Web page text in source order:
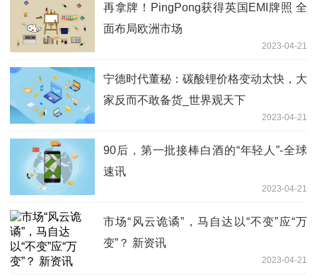
再拿牌！PingPong获得英国EMI牌照 全
面布局欧洲市场
2023-04-21
宁德时代董秘：碳酸锂价格变动太快，大
家反而不敢备货_世界观天下
2023-04-21
90后，第一批接棒白酒的“年轻人”-全球
速讯
2023-04-21
市场“风云诡谲”，马自达以“不变”应“万
变”？ 新资讯
2023-04-21